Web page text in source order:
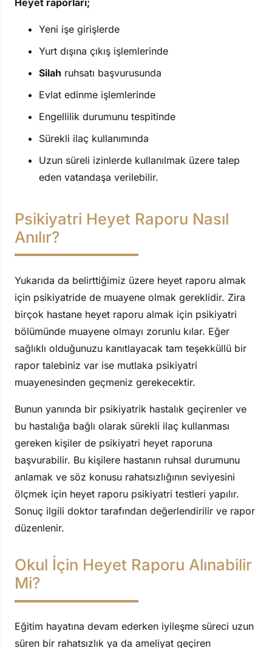
Yeni işe girişlerde
Yurt dışına çıkış işlemlerinde
Silah ruhsatı başvurusunda
Evlat edinme işlemlerinde
Engellilik durumunu tespitinde
Sürekli ilaç kullanımında
Uzun süreli izinlerde kullanılmak üzere talep
eden vatandaşa verilebilir.
Psikiyatri Heyet Raporu Nasıl
Anılır?
Yukarıda da belirttiğimiz üzere heyet raporu almak
için psikiyatride de muayene olmak gereklidir. Zira
birçok hastane heyet raporu almak için psikiyatri
bölümünde muayene olmayı zorunlu kılar. Eğer
sağlıklı olduğunuzu kanıtlayacak tam teşekküllü bir
rapor talebiniz var ise mutlaka psikiyatri
muayenesinden geçmeniz gerekecektir.
Bunun yanında bir psikiyatrik hastalık geçirenler ve
bu hastalığa bağlı olarak sürekli ilaç kullanması
gereken kişiler de psikiyatri heyet raporuna
başvurabilir. Bu kişilere hastanın ruhsal durumunu
anlamak ve söz konusu rahatsızlığının seviyesini
ölçmek için heyet raporu psikiyatri testleri yapılır.
Sonuç ilgili doktor tarafından değerlendirilir ve rapor
düzenlenir.
Okul İçin Heyet Raporu Alınabilir
Mi?
Eğitim hayatına devam ederken iyileşme süreci uzun
süren bir rahatsızlık ya da ameliyat geçiren